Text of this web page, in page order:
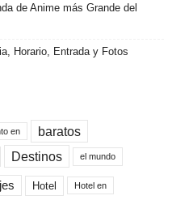
de Anime más Grande del
Horario, Entrada y Fotos
en baratos
Destinos el mundo
Hotel Hotel en